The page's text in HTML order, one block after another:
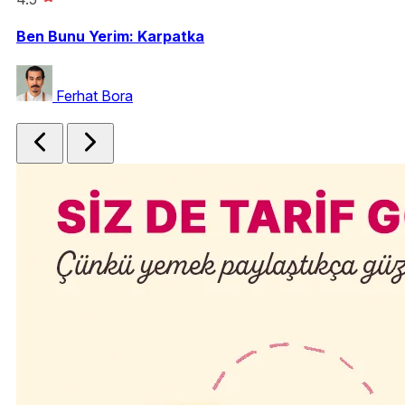
Ben Bunu Yerim: Karpatka
Ferhat Bora